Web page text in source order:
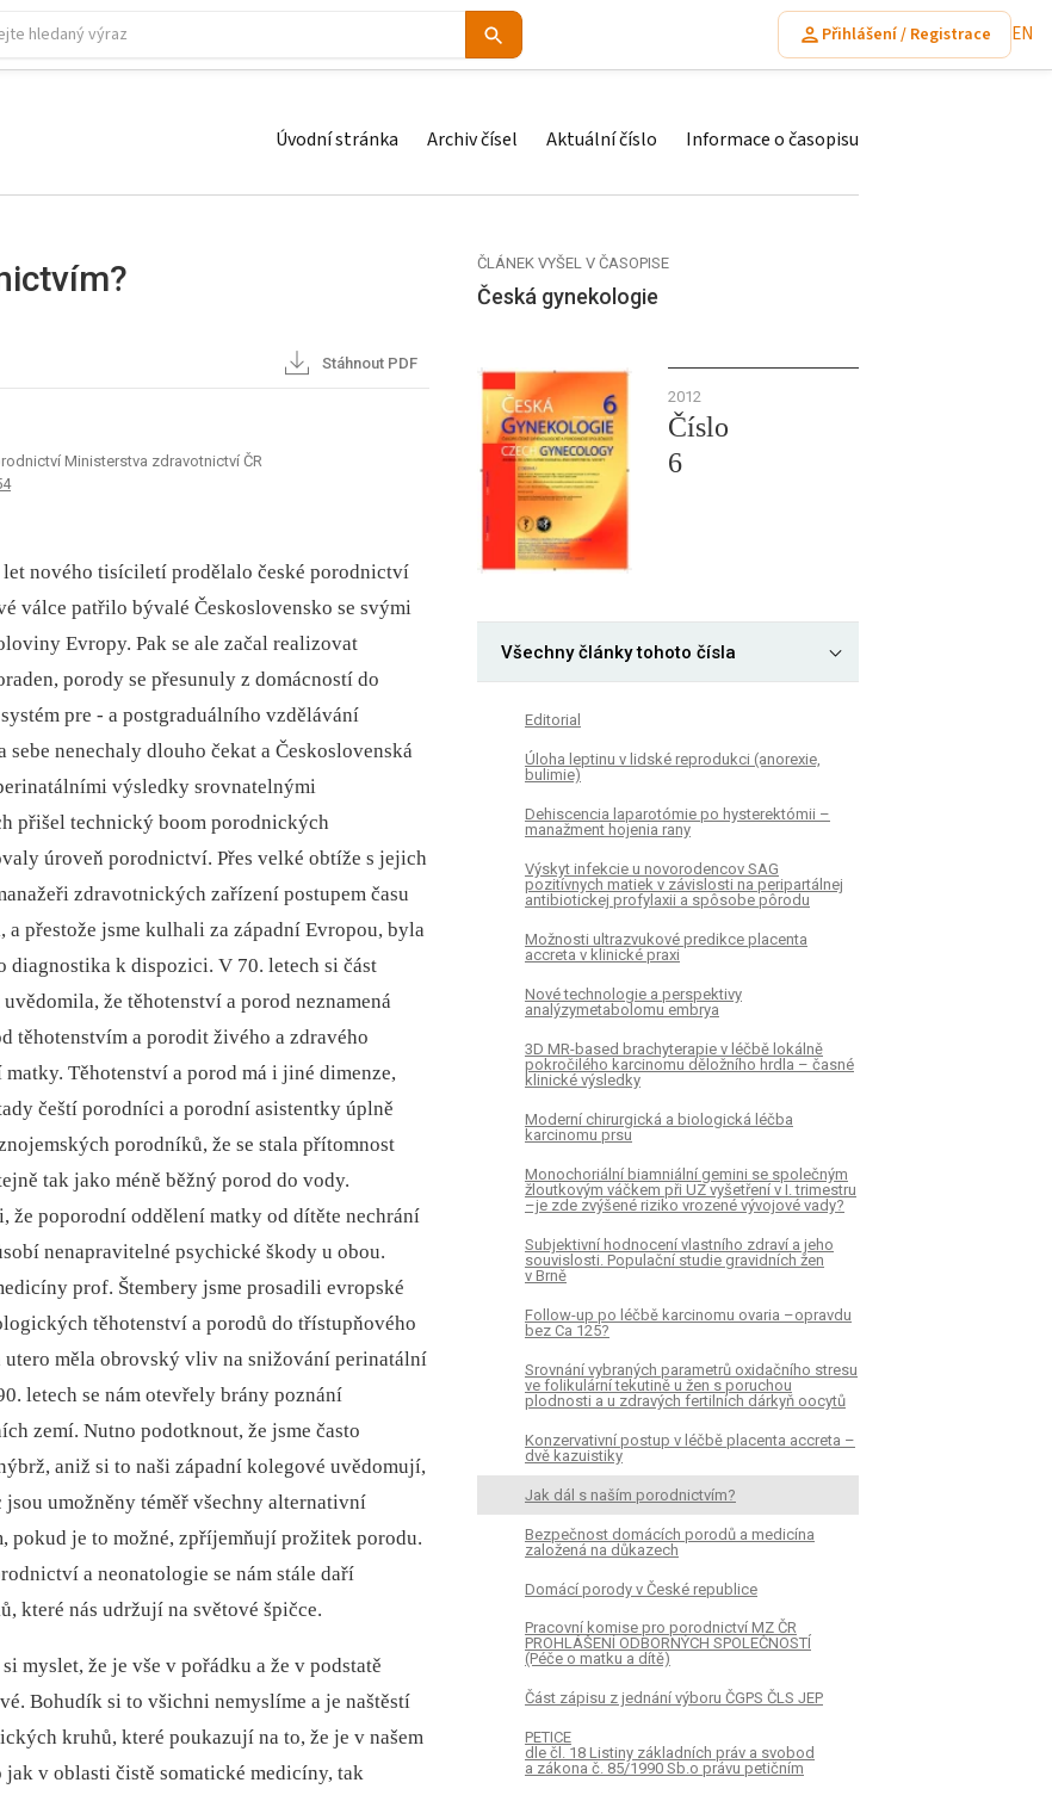
Přihlášení / Registrace EN
Úvodní stránka Archiv čísel Aktuální číslo Informace o časopisu
Stáhnout PDF
Ministerstva zdravotnictví ČR
nového tisíciletí prodělalo české porodnictví
válce patřilo bývalé Československo se svými
Evropy. Pak se ale začal realizovat
porody se přesunuly z domácností do
pre -⁠ a postgraduálního vzdělávání
nenechaly dlouho čekat a Československá
výsledky srovnatelnými
přišel technický boom porodnických
úroveň porodnictví. Přes velké obtíže s jejich
zdravotnických zařízení postupem času
přestože jsme kulhali za západní Evropou, byla
diagnostika k dispozici. V 70. letech si část
že těhotenství a porod neznamená
těhotenstvím a porodit živého a zdravého
Těhotenství a porod má i jiné dimenze,
čeští porodníci a porodní asistentky úplně
porodníků, že se stala přítomnost
tak jako méně běžný porod do vody.
že poporodní oddělení matky od dítěte nechrání
nenapravitelné psychické škody u obou.
prof. Štembery jsme prosadili evropské
těhotenství a porodů do třístupňového
měla obrovský vliv na snižování perinatální
letech se nám otevřely brány poznání
zemí. Nutno podotknout, že jsme často
aniž si to naši západní kolegové uvědomují,
umožněny téměř všechny alternativní
pokud je to možné, zpříjemňují prožitek porodu.
a neonatologie se nám stále daří
které nás udržují na světové špičce.
myslet, že je vše v pořádku a že v podstatě
Bohudík si to všichni nemyslíme a je naštěstí
kruhů, které poukazují na to, že je v našem
v oblasti čistě somatické medicíny, tak
ČLÁNEK VYŠEL V ČASOPISE
Česká gynekologie
2012
Číslo
6
Všechny články tohoto čísla
Editorial
Úloha leptinu v lidské reprodukci (anorexie,
bulimie)
Dehiscencia laparotómie po hysterektómii –
manažment hojenia rany
Výskyt infekcie u novorodencov SAG
pozitívnych matiek v závislosti na peripartálnej
antibiotickej profylaxii a spôsobe pôrodu
Možnosti ultrazvukové predikce placenta
accreta v klinické praxi
Nové technologie a perspektivy
analýzymetabolomu embrya
3D MR-based brachyterapie v léčbě lokálně
pokročilého karcinomu děložního hrdla – časné
klinické výsledky
Moderní chirurgická a biologická léčba
karcinomu prsu
Monochoriální biamniální gemini se společným
žloutkovým váčkem při UZ vyšetření v I. trimestru
–je zde zvýšené riziko vrozené vývojové vady?
Subjektivní hodnocení vlastního zdraví a jeho
souvislosti. Populační studie gravidních žen
v Brně
Follow-up po léčbě karcinomu ovaria –opravdu
bez Ca 125?
Srovnání vybraných parametrů oxidačního stresu
ve folikulární tekutině u žen s poruchou
plodnosti a u zdravých fertilních dárkyň oocytů
Konzervativní postup v léčbě placenta accreta –
dvě kazuistiky
Jak dál s naším porodnictvím?
Bezpečnost domácích porodů a medicína
založená na důkazech
Domácí porody v České republice
Pracovní komise pro porodnictví MZ ČR
PROHLÁŠENÍ ODBORNÝCH SPOLEČNOSTÍ
(Péče o matku a dítě)
Část zápisu z jednání výboru ČGPS ČLS JEP
PETICE
dle čl. 18 Listiny základních práv a svobod
a zákona č. 85/1990 Sb.o právu petičním